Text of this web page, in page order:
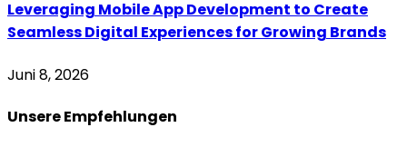
Leveraging Mobile App Development to Create
Seamless Digital Experiences for Growing Brands
Juni 8, 2026
UnsereEmpfehlungen